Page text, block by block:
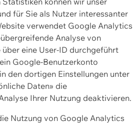
für Sie als Nutzer interessanter
verwendet Google Analytics
Analyse von
eine User-ID durchgeführt
Google-Benutzerkonto
den dortigen Einstellungen unter
Daten» die
Ihrer Nutzung deaktivieren.
Nutzung von Google Analytics